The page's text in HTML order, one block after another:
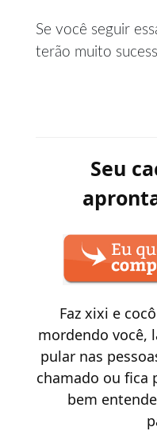
Se você seguir
terão muito
Seu
Faz xixi e
mordendo você,
pular nas
chamado ou fica
bem